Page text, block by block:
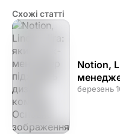
Схожі статті
Notion,
команді
березень